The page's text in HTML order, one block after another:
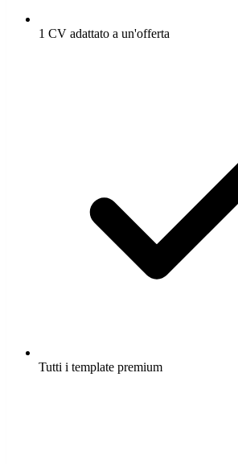
1 CV adattato a un'offerta
Tutti i template premium